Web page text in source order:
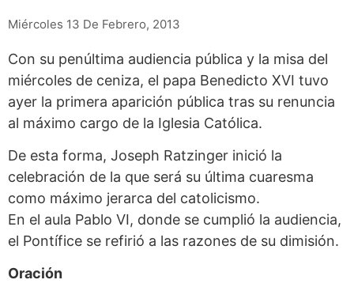
Miércoles 13 De Febrero, 2013
Con su penúltima audiencia pública y la misa del
miércoles de ceniza, el papa Benedicto XVI tuvo
ayer la primera aparición pública tras su renuncia
al máximo cargo de la Iglesia Católica.
De esta forma, Joseph Ratzinger inició la
celebración de la que será su última cuaresma
como máximo jerarca del catolicismo.
En el aula Pablo VI, donde se cumplió la audiencia,
el Pontífice se refirió a las razones de su dimisión.
Oración